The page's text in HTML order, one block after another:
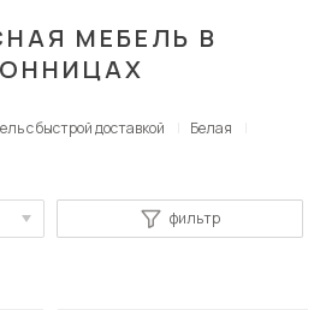
МЕБЕЛЬ В
с быстрой доставкой
Белая
фильтр